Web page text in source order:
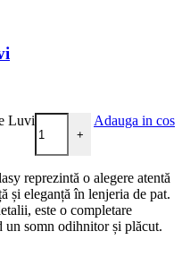
Luvi
+
Adauga in cos
reprezintă o alegere atentă
și eleganță în lenjeria de pat.
este o completare
un somn odihnitor și plăcut.